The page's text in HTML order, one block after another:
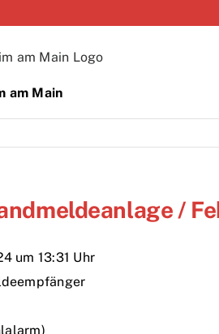
am Main
/
um 13:31 Uhr